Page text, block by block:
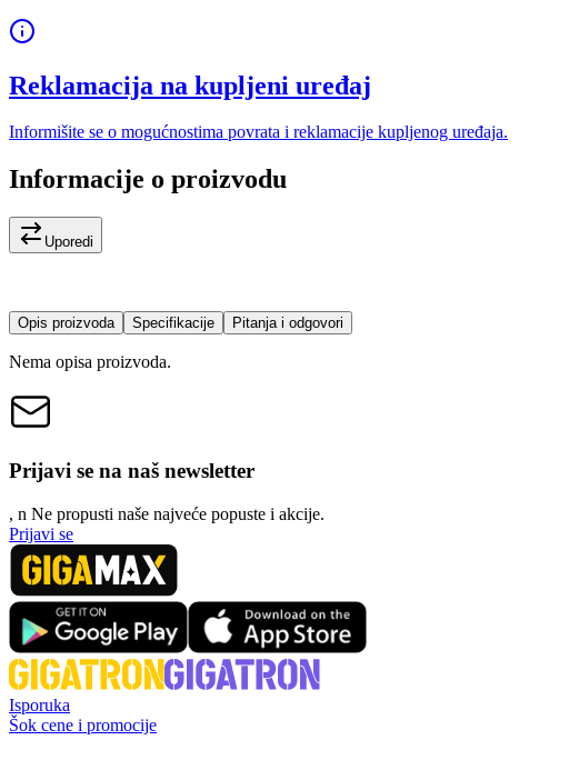
Reklamacija na kupljeni uređaj
Informišite se o mogućnostima povrata i reklamacije kupljenog uređaja.
Informacije o proizvodu
Uporedi
Opis proizvoda Specifikacije Pitanja i odgovori
Nema opisa proizvoda.
Prijavi se na naš newsletter
, n Ne propusti naše najveće popuste i akcije.
Prijavi se
Isporuka
Šok cene i promocije